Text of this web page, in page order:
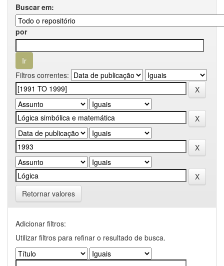
Buscar em:
por
Filtros correntes:
Retornar valores
Adicionar filtros:
Utilizar filtros para refinar o resultado de busca.